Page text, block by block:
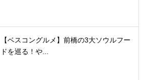
【ベスコングルメ】前橋の3大ソウルフー
ドを巡る！や...